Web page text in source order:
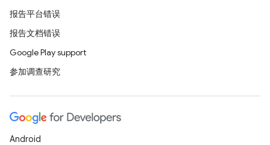
报告平台错误
报告文档错误
Google Play support
参加调查研究
Android